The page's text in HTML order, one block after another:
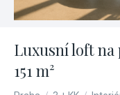
Luxusní loft na
151 m²